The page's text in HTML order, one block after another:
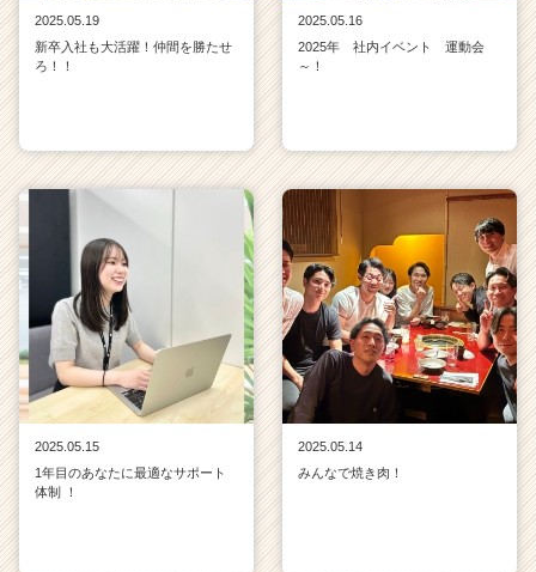
2025.05.19
新卒入社も大活躍！仲間を勝たせ
ろ！！
2025.05.16
2025年 社内イベント 運動会
～！
2025.05.15
1年目のあなたに最適なサポート
体制 ！
2025.05.14
みんなで焼き肉！